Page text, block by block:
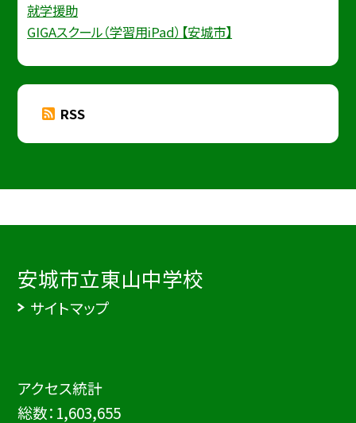
就学援助
GIGAスクール（学習用iPad）【安城市】
RSS
安城市立東山中学校
サイトマップ
アクセス統計
総数： 1,603,655